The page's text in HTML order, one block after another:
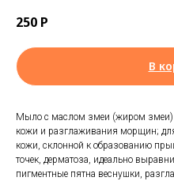
250 Р
В
Мыло с маслом змеи (жиром змеи)
кожи и разглаживания морщин;
кожи, склонной к образованию
точек, дерматоза, идеально
пигментные пятна веснушки,